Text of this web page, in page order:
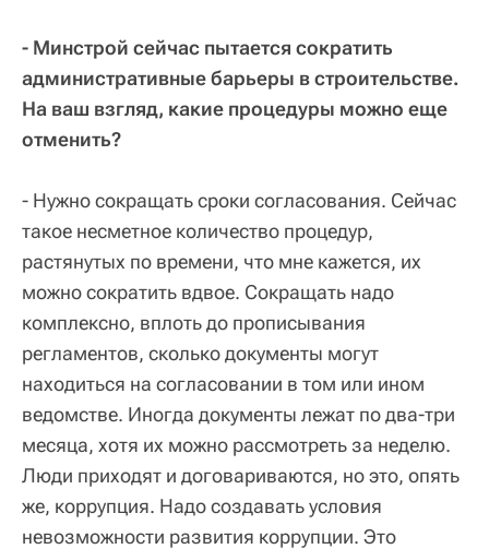
- Минстрой сейчас пытается сократить
административные барьеры в строительстве.
На ваш взгляд, какие процедуры можно еще
отменить?
- Нужно сокращать сроки согласования. Сейчас
такое несметное количество процедур,
растянутых по времени, что мне кажется, их
можно сократить вдвое. Сокращать надо
комплексно, вплоть до прописывания
регламентов, сколько документы могут
находиться на согласовании в том или ином
ведомстве. Иногда документы лежат по два-три
месяца, хотя их можно рассмотреть за неделю.
Люди приходят и договариваются, но это, опять
же, коррупция. Надо создавать условия
невозможности развития коррупции. Это